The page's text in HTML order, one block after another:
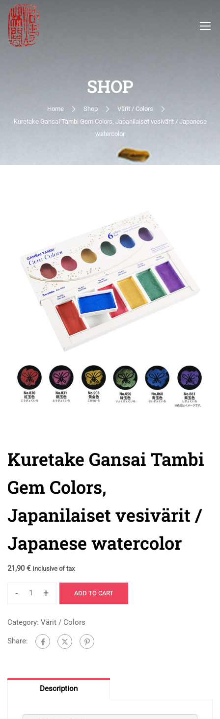
SHOP
Home Shop
Värit / Colors
Kuretake Gansai Tambi Gem Colors, Japanilaiset vesivärit / Japanese
watercolor
Kuretake Gansai Tambi
Gem Colors,
Japanilaiset vesivärit /
Japanese watercolor
21,90€ Inclusive of tax
- + ADD TO CART
Category: Värit / Colors
Share:
Description